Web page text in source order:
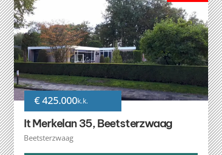
€ 425.000k.k.
It Merkelan 35, Beetsterzwaag
Beetsterzwaag